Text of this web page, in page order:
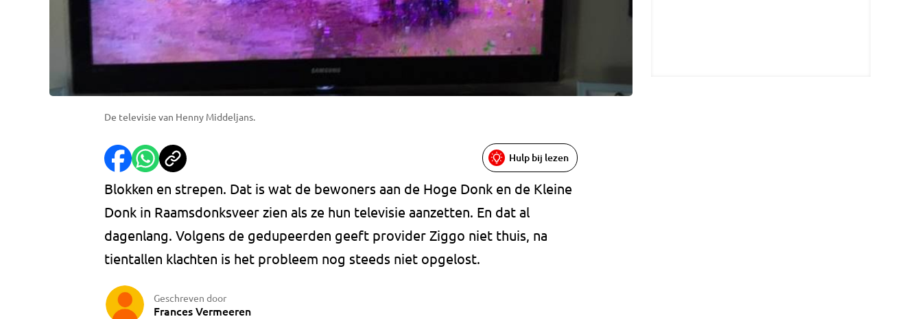
De televisie van Henny Middeljans.
Hulp bij lezen
Blokken en strepen. Dat is wat de bewoners aan de Hoge Donk en de Kleine
Donk in Raamsdonksveer zien als ze hun televisie aanzetten. En dat al
dagenlang. Volgens de gedupeerden geeft provider Ziggo niet thuis, na
tientallen klachten is het probleem nog steeds niet opgelost.
Geschreven door
Frances Vermeeren